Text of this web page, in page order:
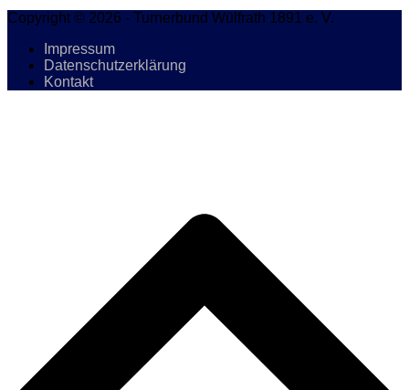
Copyright © 2026 - Turnerbund Wülfrath 1891 e. V.
Impressum
Datenschutzerklärung
Kontakt